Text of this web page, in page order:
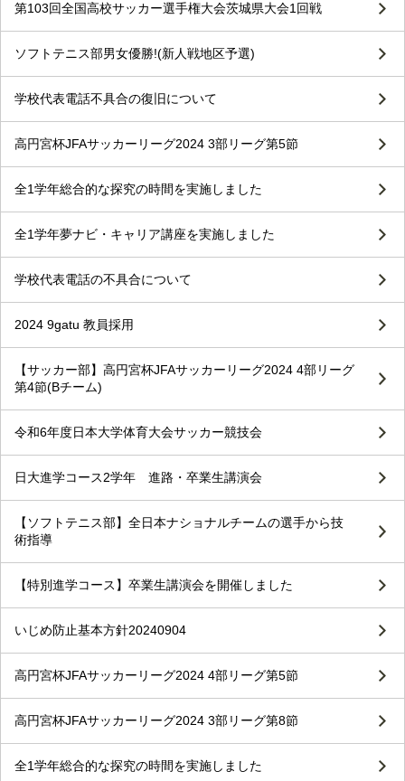
第103回全国高校サッカー選手権大会茨城県大会1回戦
ソフトテニス部男女優勝!(新人戦地区予選)
学校代表電話不具合の復旧について
高円宮杯JFAサッカーリーグ2024 3部リーグ第5節
全1学年総合的な探究の時間を実施しました
全1学年夢ナビ・キャリア講座を実施しました
学校代表電話の不具合について
2024 9gatu 教員採用
【サッカー部】高円宮杯JFAサッカーリーグ2024 4部リーグ
第4節(Bチーム)
令和6年度日本大学体育大会サッカー競技会
日大進学コース2学年 進路・卒業生講演会
【ソフトテニス部】全日本ナショナルチームの選手から技
術指導
【特別進学コース】卒業生講演会を開催しました
いじめ防止基本方針20240904
高円宮杯JFAサッカーリーグ2024 4部リーグ第5節
高円宮杯JFAサッカーリーグ2024 3部リーグ第8節
全1学年総合的な探究の時間を実施しました